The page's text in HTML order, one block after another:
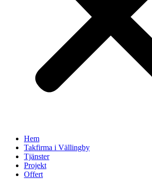
Hem
Takfirma i Vällingby
Tjänster
Projekt
Offert